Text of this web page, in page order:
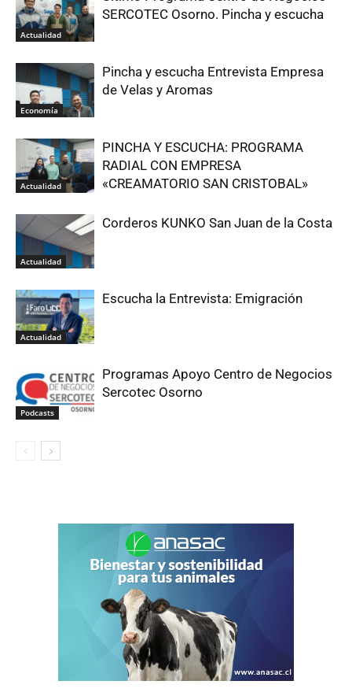
Actualidad
SERCOTEC Osorno. Pincha y escucha
Economía
Pincha y escucha Entrevista Empresa
de Velas y Aromas
Actualidad
PINCHA Y ESCUCHA: PROGRAMA
RADIAL CON EMPRESA
«CREAMATORIO SAN CRISTOBAL»
Actualidad
Corderos KUNKO San Juan de la Costa
Actualidad
Escucha la Entrevista: Emigración
Podcasts
Programas Apoyo Centro de Negocios
Sercotec Osorno